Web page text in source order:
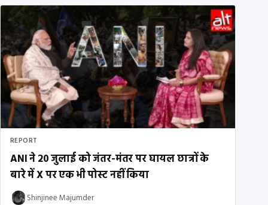
REPORT
ANI ने 20 जुलाई को जंतर-मंतर पर घायल छात्रों के
बारे में X पर एक भी पोस्ट नहीं किया
Shinjinee Majumder